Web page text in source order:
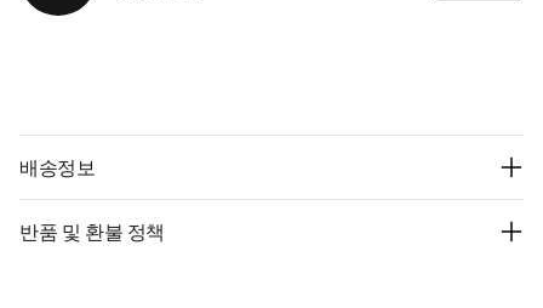
배송정보
반품 및 환불 정책